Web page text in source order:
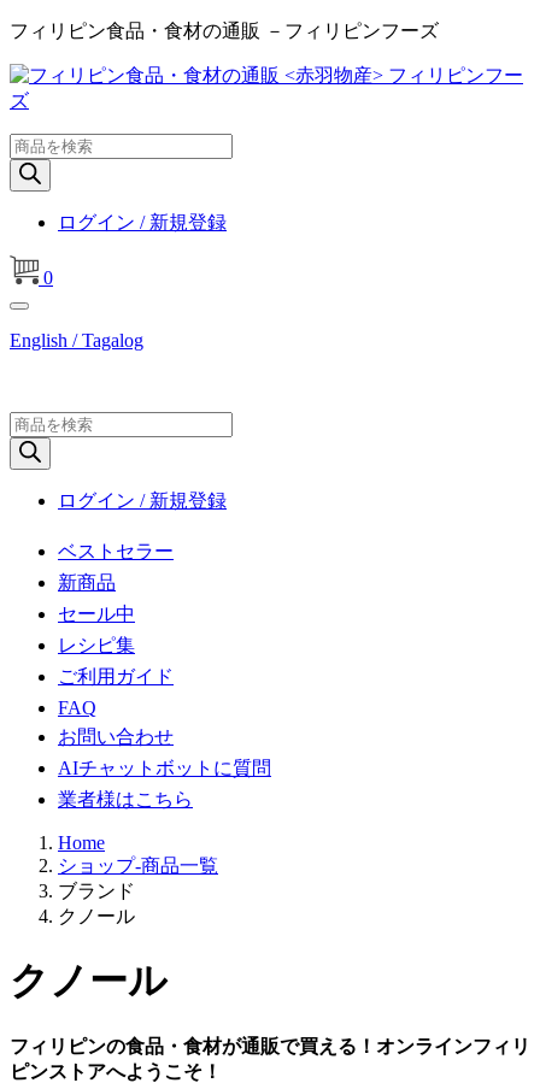
フィリピン食品・食材の通販 －フィリピンフーズ
商
品
検
ログイン / 新規登録
0
English / Tagalog
商
品
検
ログイン / 新規登録
ベストセラー
新商品
セール中
レシピ集
ご利用ガイド
FAQ
お問い合わせ
AIチャットボットに質問
業者様はこちら
Home
ショップ-商品一覧
ブランド
クノール
クノール
フィリピンの食品・食材が通販で買える！オンラインフィリ
ピンストアへようこそ！